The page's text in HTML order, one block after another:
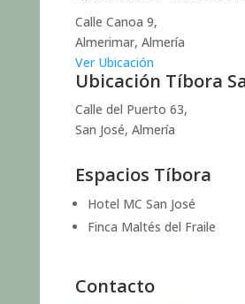
Calle Canoa 9,
Almerimar, Almería
Ver Ubicación
Ubicación Tíbora
Calle del Puerto 63,
San José, Almería
Espacios Tíbora
Hotel MC San José
Finca Maltés del Fraile
Contacto